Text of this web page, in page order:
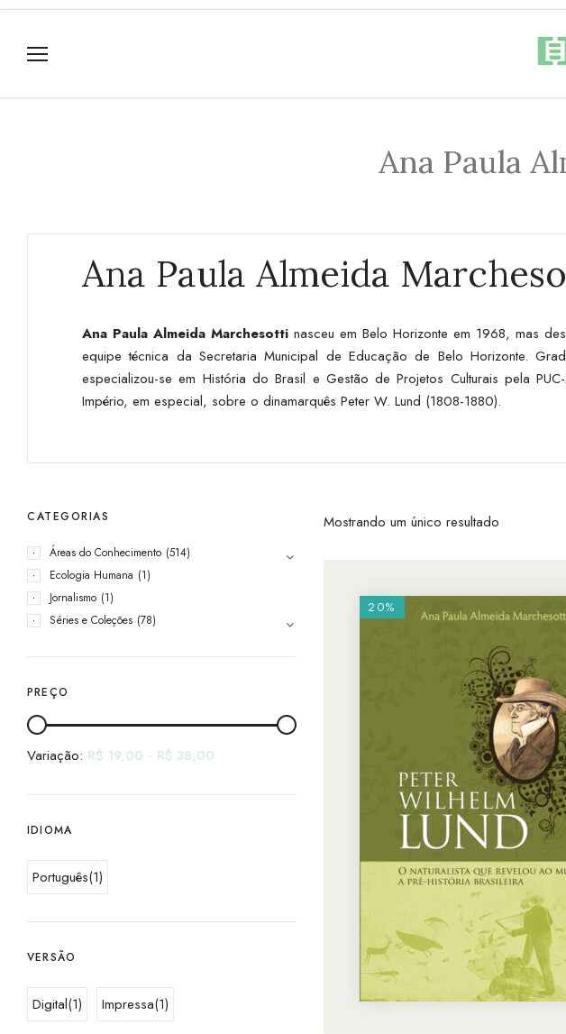
Ana Paula
Ana Paula Almeida
Ana Paula Almeida Marchesottinasceu em Belo Horizonte em 1968, mas
equipe técnica da Secretaria Municipal de Educação de Belo Horizonte.
especializou-se em História do Brasil e Gestão de Projetos Culturais pela
Império, em especial, sobre o dinamarquês Peter W. Lund (1808-1880).
CATEGORIAS
Áreas do Conhecimento (514)
Ecologia Humana (1)
Jornalismo (1)
Séries e Coleções (78)
PREÇO
Variação: R$ 19,00 - R$ 38,00
IDIOMA
Português(1)
VERSÃO
Digital(1) Impressa(1)
Mostrando um único resultado
20%